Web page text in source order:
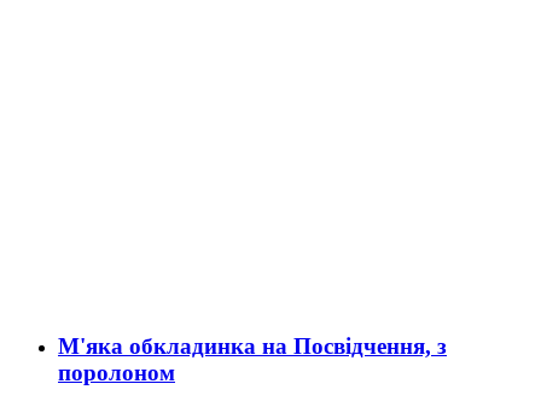
М'яка обкладинка на Посвідчення, з
поролоном